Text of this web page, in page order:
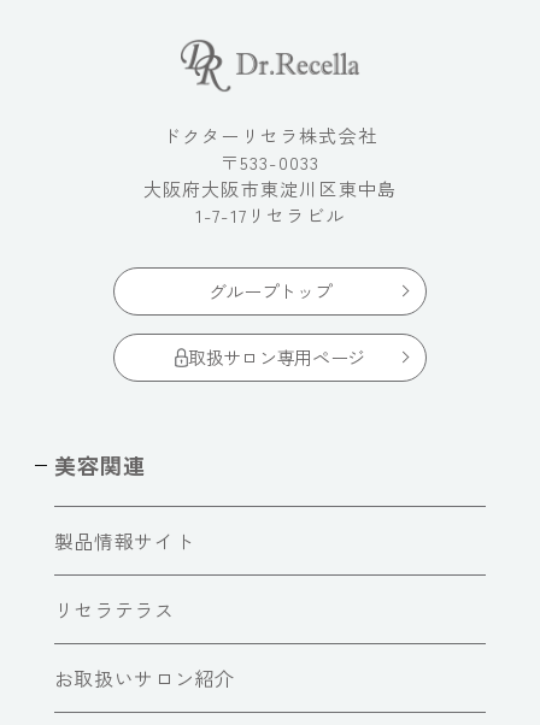
ドクターリセラ株式会社
〒533-0033
大阪府大阪市東淀川区東中島
1-7-17リセラビル
グループトップ
取扱サロン専用ページ
美容関連
製品情報サイト
リセラテラス
お取扱いサロン紹介